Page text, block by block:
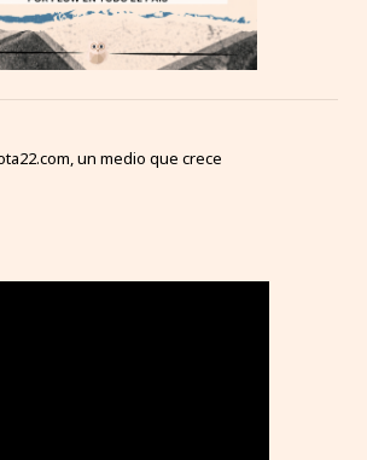
un medio que crece